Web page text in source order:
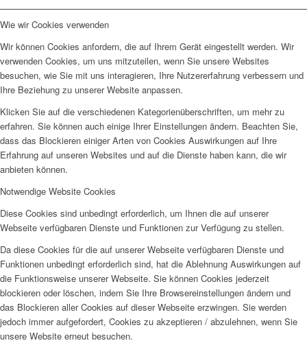
Wie wir Cookies verwenden
Wir können Cookies anfordern, die auf Ihrem Gerät eingestellt werden. Wir
verwenden Cookies, um uns mitzuteilen, wenn Sie unsere Websites
besuchen, wie Sie mit uns interagieren, Ihre Nutzererfahrung verbessern und
Ihre Beziehung zu unserer Website anpassen.
Klicken Sie auf die verschiedenen Kategorienüberschriften, um mehr zu
erfahren. Sie können auch einige Ihrer Einstellungen ändern. Beachten Sie,
dass das Blockieren einiger Arten von Cookies Auswirkungen auf Ihre
Erfahrung auf unseren Websites und auf die Dienste haben kann, die wir
anbieten können.
Notwendige Website Cookies
Diese Cookies sind unbedingt erforderlich, um Ihnen die auf unserer
Webseite verfügbaren Dienste und Funktionen zur Verfügung zu stellen.
Da diese Cookies für die auf unserer Webseite verfügbaren Dienste und
Funktionen unbedingt erforderlich sind, hat die Ablehnung Auswirkungen auf
die Funktionsweise unserer Webseite. Sie können Cookies jederzeit
blockieren oder löschen, indem Sie Ihre Browsereinstellungen ändern und
das Blockieren aller Cookies auf dieser Webseite erzwingen. Sie werden
jedoch immer aufgefordert, Cookies zu akzeptieren / abzulehnen, wenn Sie
unsere Website erneut besuchen.